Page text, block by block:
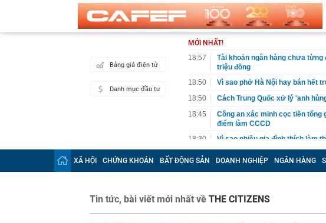
Bảng giá điện tử
Danh mục đầu tư
MỚI NHẤT!
18:57
Tài khoản ngân hàng chưa
triệu đồng
18:50
Vì sao phở Hà Nội hay bán hết
18:50
Cách Trung Quốc xử lý 'anh
18:45
Công an xác minh cọc tiền tổng
điểm làm CCCD
18:30
Vì sao nhiều gia đình thích làm
18:22
15 "chiêu" siêu thị khiến bạn
18:14
Lý do nhiều người thích trồng
18:10
Mẫu điện thoại Samsung "ít
với người Việt lúc này
XÃ HỘI CHỨNG KHOÁN BẤT ĐỘNG SẢN DOANH NGHIỆP NGÂN HÀNG
Tin tức, bài viết mới nhất về THE CITIZENS